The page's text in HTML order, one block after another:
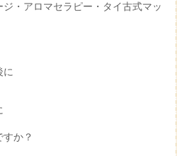
・アロマセラピー・タイ古式マッ
に
か？